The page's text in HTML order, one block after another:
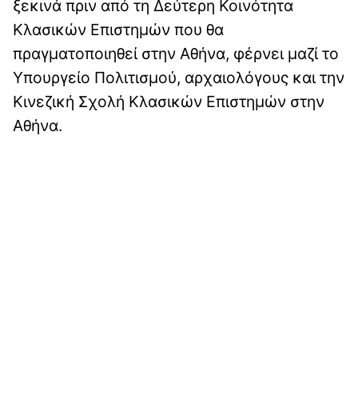
ξεκινά πριν από τη Δεύτερη Κοινότητα
Κλασικών Επιστημών που θα
πραγματοποιηθεί στην Αθήνα, φέρνει μαζί το
Υπουργείο Πολιτισμού, αρχαιολόγους και την
Κινεζική Σχολή Κλασικών Επιστημών στην
Αθήνα.